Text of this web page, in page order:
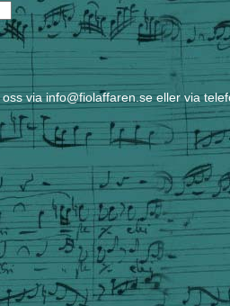
via info@fiolaffaren.se eller via